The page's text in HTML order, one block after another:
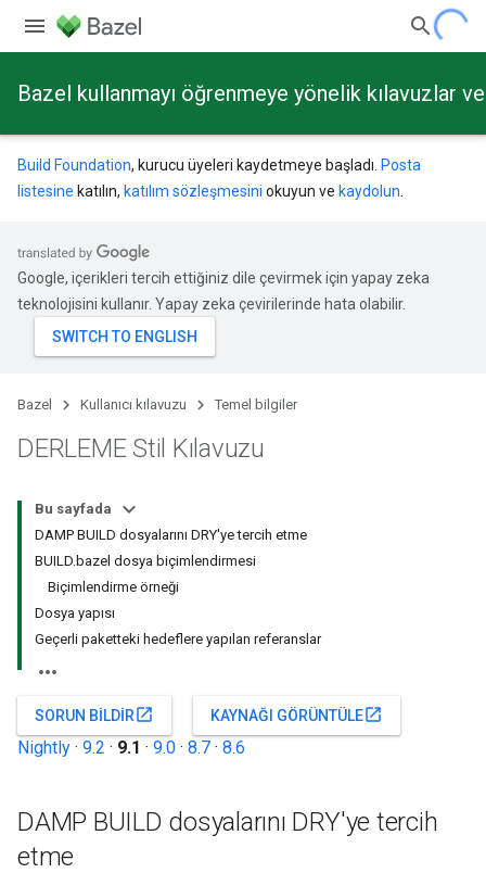
Bazel kullanmayı öğrenmeye yönelik kılavuzlar
Build Foundation, kurucu üyeleri kaydetmeye başladı. Posta
listesine katılın, katılım sözleşmesini okuyun ve kaydolun
Google, içerikleri tercih ettiğiniz dile çevirmek için yapay zeka
teknolojisini kullanır. Yapay zeka çevirilerinde hata olabilir.
Bazel Kullanıcı kılavuzu Temel bilgiler
DERLEME Stil Kılavuzu
Bu sayfada
DAMP BUILD dosyalarını DRY'ye tercih etme
BUILD.bazel dosya biçimlendirmesi
Biçimlendirme örneği
Dosya yapısı
Geçerli paketteki hedeflere yapılan referanslar
SORUN BILDIRopen_in_new KAYNAĞI GÖRÜNTÜLEopen_in_new
Nightly · 9.2 · 9.1 · 9.0 · 8.7 · 8.6
DAMP BUILD dosyalarını DRY'ye tercih
etme